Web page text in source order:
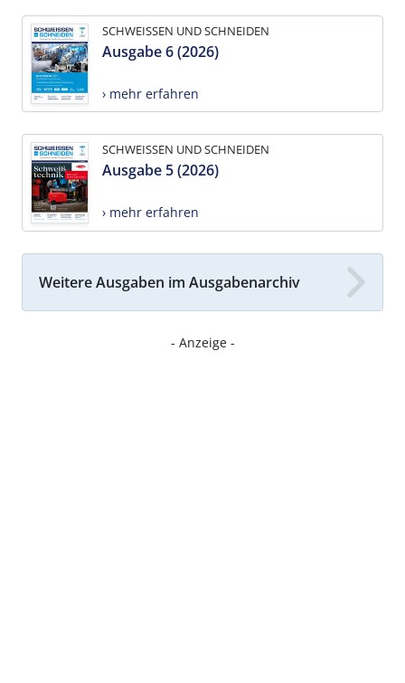
SCHWEISSEN UND SCHNEIDEN
Ausgabe 6 (2026)
› mehr erfahren
SCHWEISSEN UND SCHNEIDEN
Ausgabe 5 (2026)
› mehr erfahren
Weitere Ausgaben im Ausgabenarchiv
- Anzeige -